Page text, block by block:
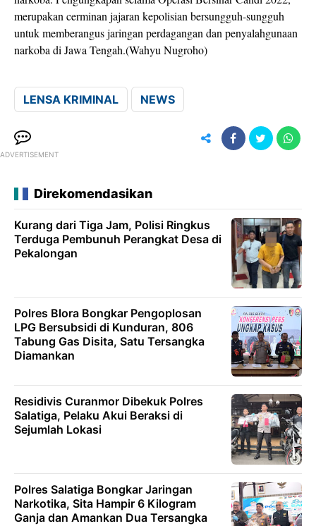
merupakan cerminan jajaran kepolisian bersungguh-sungguh
untuk memberangus jaringan perdagangan dan penyalahgunaan
narkoba di Jawa Tengah.(Wahyu Nugroho)
LENSA KRIMINAL NEWS
ADVERTISEMENT
Direkomendasikan
Kurang dari Tiga Jam, Polisi Ringkus
Terduga Pembunuh Perangkat Desa di
Pekalongan
Polres Blora Bongkar Pengoplosan
LPG Bersubsidi di Kunduran, 806
Tabung Gas Disita, Satu Tersangka
Diamankan
Residivis Curanmor Dibekuk Polres
Salatiga, Pelaku Akui Beraksi di
Sejumlah Lokasi
Polres Salatiga Bongkar Jaringan
Narkotika, Sita Hampir 6 Kilogram
Ganja dan Amankan Dua Tersangka